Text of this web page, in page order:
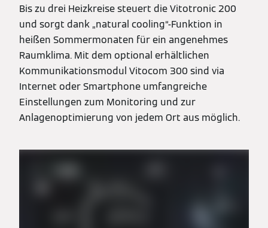
Bis zu drei Heizkreise steuert die Vitotronic 200
und sorgt dank „natural cooling“-Funktion in
heißen Sommermonaten für ein angenehmes
Raumklima. Mit dem optional erhältlichen
Kommunikationsmodul Vitocom 300 sind via
Internet oder Smartphone umfangreiche
Einstellungen zum Monitoring und zur
Anlagenoptimierung von jedem Ort aus möglich.